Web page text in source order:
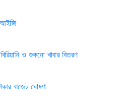
ও শুকনো খাবার বিতরণ
বাজেট ঘোষণা